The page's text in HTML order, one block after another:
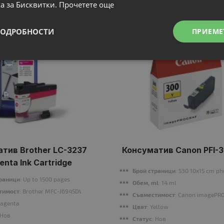
C6500Ae, CW-C6500Pe
Brother LC-3237
Ink Cartridge
: Up to 1500 pages
: Brother MFC-J6945DW/MFC-J6947DW/MFC-J5945DW/HL-J6000DW/HL-
Консуматив Canon PFI-
Брой страници: 530 10x15 cm
Обем, ml : 14 ml
Съвместимост: Canon
Цвят: Yellow
Статус: Нов
за Бисквитки. Прочетете още